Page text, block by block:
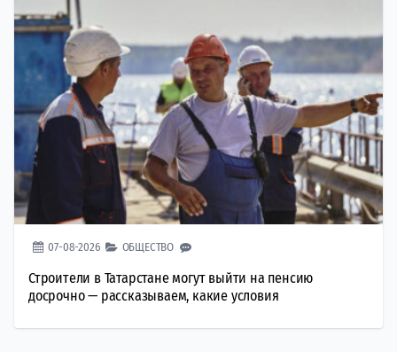
07-08-2026 ОБЩЕСТВО
Строители в Татарстане могут выйти на пенсию
досрочно — рассказываем, какие условия